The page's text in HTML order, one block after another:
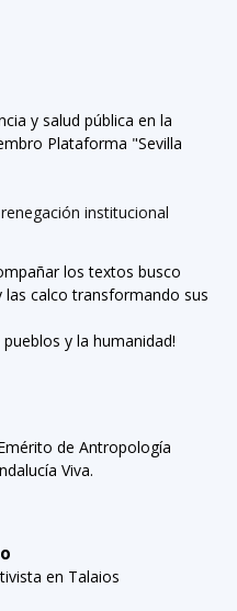
y salud pública en la
Plataforma "Sevilla
institucional
los textos busco
las calco transformando sus
y la humanidad!
de Antropología
Viva.
en Talaios